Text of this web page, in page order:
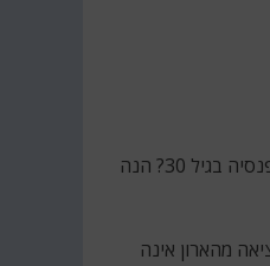
הסולידית יצאה לפנסיה בגיל 30? הנה
מהארון אינה